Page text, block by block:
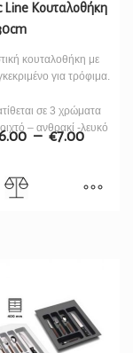
Line Κουταλοθήκη
κουταλοθήκη με
για τρόφιμα.
σε 3 χρώματα
– ανθρακί -λευκό
– €7.00